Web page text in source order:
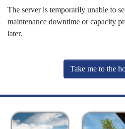
The server is temporarily unable to
maintenance downtime or capacity
later.
Take me to the